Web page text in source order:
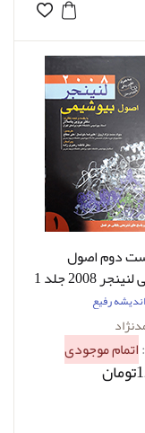
دوم اصول
بیوشیمی لنینجر 2008 جلد 1
محمدنژاد
رفیع
اتمام موجودی